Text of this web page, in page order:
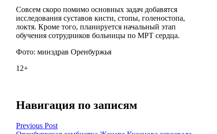
Совсем скоро помимо основных задач добавятся
исследования суставов кисти, стопы, голеностопа,
локтя. Кроме того, планируется начальный этап
обучения сотрудников больницы по МРТ сердца.
Фото: минздрав Оренбуржья
12+
Навигация по записям
Previous Post